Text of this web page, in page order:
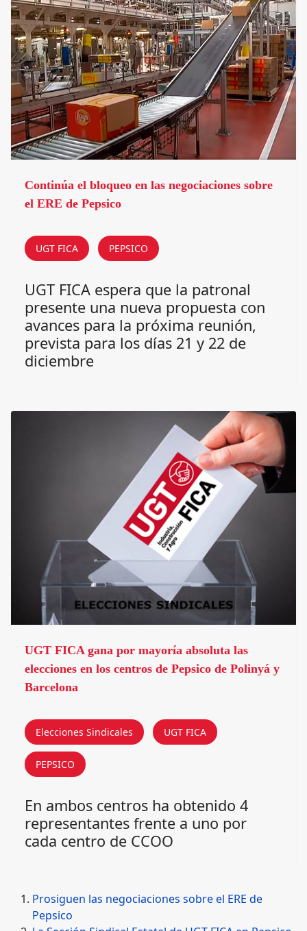
Continúa el bloqueo en las negociaciones sobre
el ERE de Pepsico
UGT FICA PEPSICO
UGT FICA espera que la patronal
presente una nueva propuesta con
avances para la próxima reunión,
prevista para los días 21 y 22 de
diciembre
UGT FICA gana por mayoría absoluta las
elecciones en los centros de Pepsico de Polinyá y
Barcelona
Elecciones Sindicales UGT FICA
PEPSICO
En ambos centros ha obtenido 4
representantes frente a uno por
cada centro de CCOO
Prosiguen las negociaciones sobre el ERE de
Pepsico